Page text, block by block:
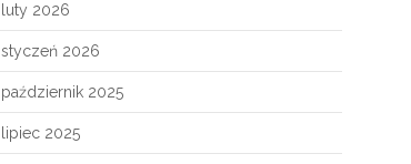
luty 2026
styczeń 2026
październik 2025
lipiec 2025